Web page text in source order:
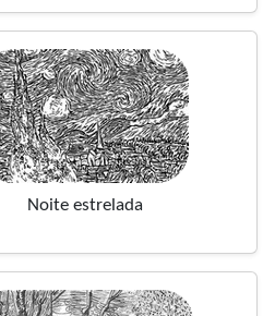
Noite estrelada